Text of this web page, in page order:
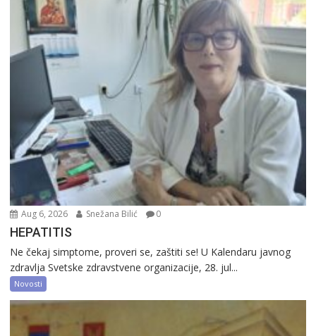
Aug 6, 2026 Snežana Bilić 0
HEPATITIS
Ne čekaj simptome, proveri se, zaštiti se! U Kalendaru javnog
zdravlja Svetske zdravstvene organizacije, 28. jul...
Novosti